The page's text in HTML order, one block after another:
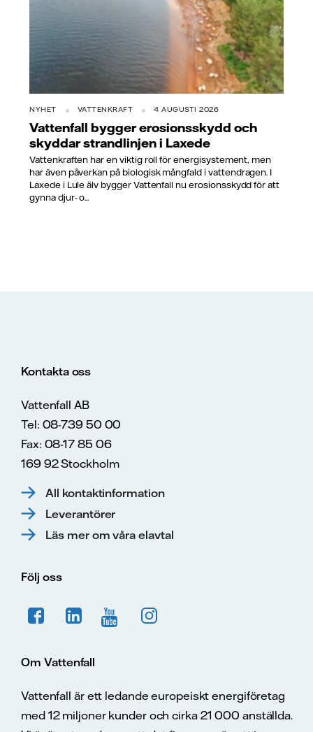
NYHET VATTENKRAFT 4 AUGUSTI 2026
Vattenfall bygger erosionsskydd och
skyddar strandlinjen i Laxede
Vattenkraften har en viktig roll för energisystement, men
har även påverkan på biologisk mångfald i vattendragen. I
Laxede i Lule älv bygger Vattenfall nu erosionsskydd för att
gynna djur- o...
Kontakta oss
Vattenfall AB
Tel: 08-739 50 00
Fax: 08-17 85 06
169 92 Stockholm
All kontaktinformation
Leverantörer
Läs mer om våra elavtal
Följ oss
Om Vattenfall
Vattenfall är ett ledande europeiskt energiföretag
med 12 miljoner kunder och cirka 21 000 anställda.